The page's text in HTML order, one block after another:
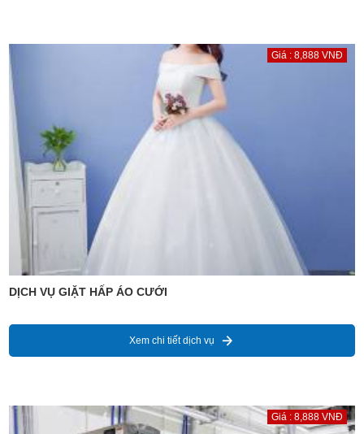
Giá : 8,888 VNĐ
DỊCH VỤ GIẶT HẤP ÁO CƯỚI
Xem chi tiết dịch vụ
Giá : 8,888 VNĐ